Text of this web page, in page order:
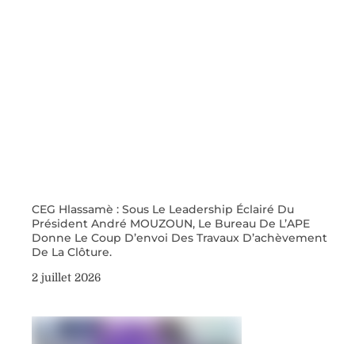
CEG Hlassamè : Sous Le Leadership Éclairé Du
Président André MOUZOUN, Le Bureau De L’APE
Donne Le Coup D’envoi Des Travaux D’achèvement
De La Clôture.
2 juillet 2026